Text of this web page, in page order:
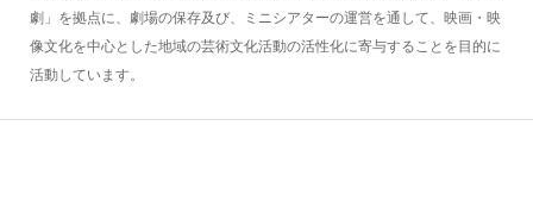
劇」を拠点に、劇場の保存及び、ミニシアターの運営を通して、映画・映
像文化を中心とした地域の芸術文化活動の活性化に寄与することを目的に
活動しています。